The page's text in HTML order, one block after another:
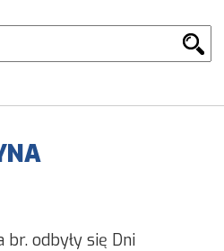
br. odbyły się Dni